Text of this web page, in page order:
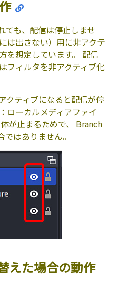
ても、配信は停止しませ
は出さない）用に非アクテ
を想定しています。 配信
フィルタを非アクティブ化
クティブになると配信が停
ローカルメディアファイ
が止まるためで、 Branch
はありません。
えた場合の動作